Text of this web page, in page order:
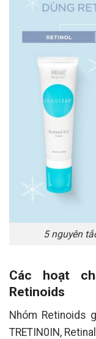
5 nguyên
Các hoạt
Retinoids
Nhóm Retinoids
TRETIN0IN,